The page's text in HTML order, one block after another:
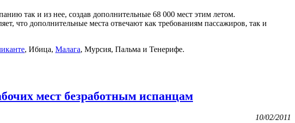
так и из нее, создав дополнительные 68 000 мест этим летом.
что дополнительные места отвечают как требованиям пассажиров, так и
, Ибица, Малага, Мурсия, Пальма и Тенерифе.
мест безработным испанцам
10/02/2011